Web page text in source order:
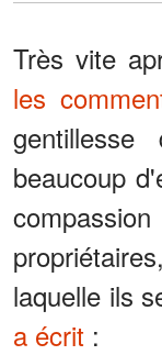
Très vite
les
beaucoup
laquelle ils
a écrit :